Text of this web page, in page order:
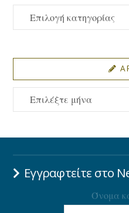
ΚΑΤΗΓΟΡΙΕΣ
ΑΡΧΕΙΟ
Εγγραφτείτε στο
Όνομα